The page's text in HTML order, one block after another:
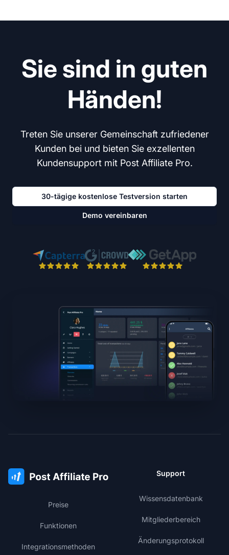
Sie sind in guten
Händen!
Treten Sie unserer Gemeinschaft zufriedener
Kunden bei und bieten Sie exzellenten
Kundensupport mit Post Affiliate Pro.
30-tägige kostenlose Testversion starten
Demo vereinbaren
Preise
Funktionen
Integrationsmethoden
Support
Wissensdatenbank
Mitgliederbereich
Änderungsprotokoll